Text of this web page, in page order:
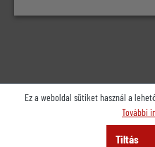
Tanácsadás
Ez a weboldal sütiket használ a
További
Tiltás